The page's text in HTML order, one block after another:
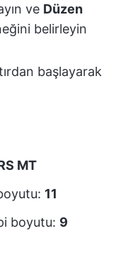
ve Düzen
belirleyin
başlayarak
MT
11
boyutu: 9